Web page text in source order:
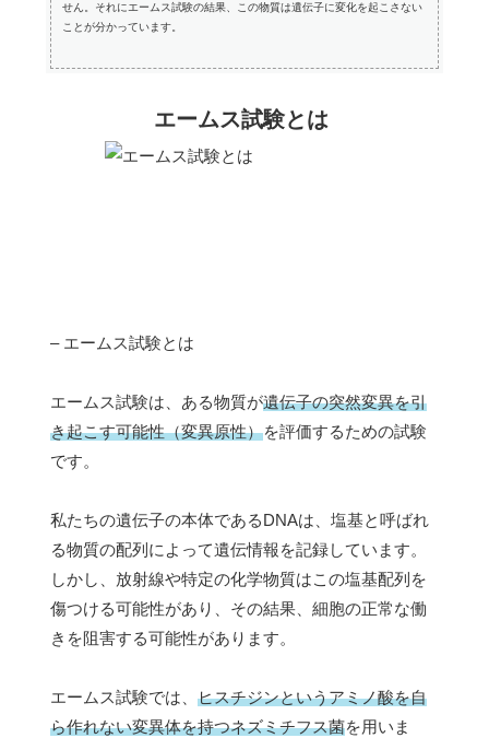
せん。それにエームス試験の結果、この物質は遺伝子に変化を起こさない
ことが分かっています。
エームス試験とは
– エームス試験とは
エームス試験は、ある物質が遺伝子の突然変異を引
き起こす可能性（変異原性）を評価するための試験
です。
私たちの遺伝子の本体であるDNAは、塩基と呼ばれ
る物質の配列によって遺伝情報を記録しています。
しかし、放射線や特定の化学物質はこの塩基配列を
傷つける可能性があり、その結果、細胞の正常な働
きを阻害する可能性があります。
エームス試験では、 ヒスチジンというアミノ酸を自
ら作れない変異体を持つネズミチフス菌を用いま